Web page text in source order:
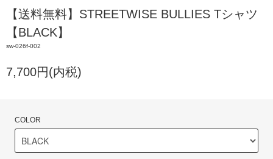
【送料無料】STREETWISE BULLIES Tシャツ
【BLACK】
sw-026f-002
7,700円(内税)
COLOR